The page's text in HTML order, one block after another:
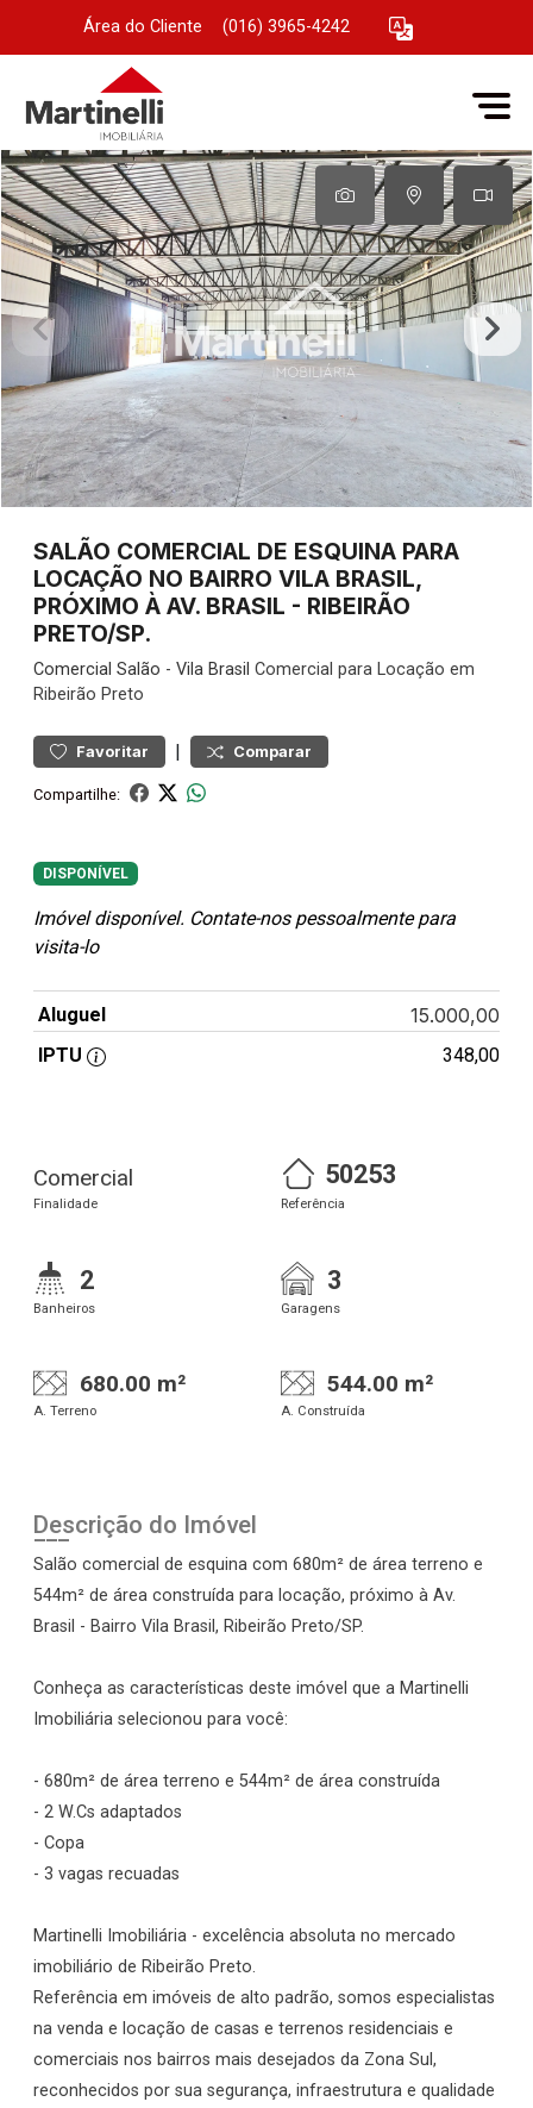
Área do Cliente (016) 3965-4242
SALÃO COMERCIAL DE ESQUINA PARA
LOCAÇÃO NO BAIRRO VILA BRASIL,
PRÓXIMO À AV. BRASIL - RIBEIRÃO
PRETO/SP.
Comercial Salão - Vila Brasil Comercial para Locação em
Ribeirão Preto
Favoritar | Comparar
Compartilhe:
DISPONÍVEL
Imóvel disponível. Contate-nos pessoalmente para
visita-lo
Aluguel 15.000,00
IPTU 348,00
Comercial
Finalidade
50253
Referência
2
Banheiros
3
Garagens
680.00 m²
A. Terreno
544.00 m²
A. Construída
Descrição do Imóvel
Salão comercial de esquina com 680m² de área terreno e
544m² de área construída para locação, próximo à Av.
Brasil - Bairro Vila Brasil, Ribeirão Preto/SP.
Conheça as características deste imóvel que a Martinelli
Imobiliária selecionou para você:
- 680m² de área terreno e 544m² de área construída
- 2 W.Cs adaptados
- Copa
- 3 vagas recuadas
Martinelli Imobiliária - excelência absoluta no mercado
imobiliário de Ribeirão Preto.
Referência em imóveis de alto padrão, somos especialistas
na venda e locação de casas e terrenos residenciais e
comerciais nos bairros mais desejados da Zona Sul,
reconhecidos por sua segurança, infraestrutura e qualidade